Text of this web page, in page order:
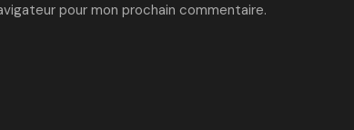
pour mon prochain commentaire.